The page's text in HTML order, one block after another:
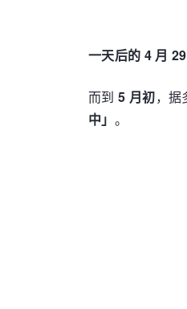
一天后的 4 月
而到 5 月初，据
中」 。